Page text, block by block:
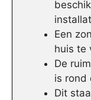
Een
huis te
De
is rond
Dit